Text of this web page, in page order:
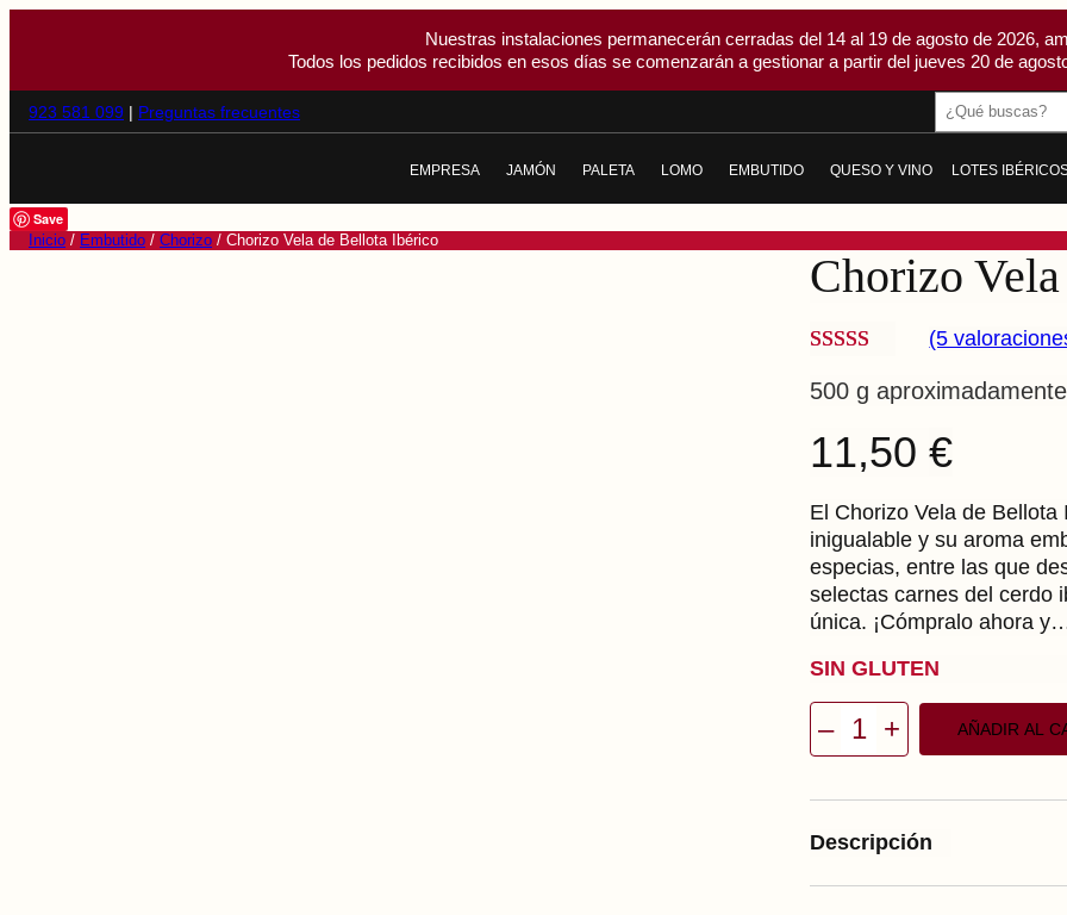
Nuestras instalaciones permanecerán cerradas del 14 al 19 de agosto de 2026,
Todos los pedidos recibidos en esos días se comenzarán a gestionar a partir del jueves 20 de
923 581 099 | Preguntas frecuentes
Buscar
EMPRESA
CALIDAD
JAMÓN
PALETA
PALETA GRAN RESERVA DUROC
LOMO
CABECERO DE LOMO
EMBUTIDO
MORCÓN IBÉRICO
SOBRASADA IBÉRICA
MORCILLA IBÉRICA
QUESO Y VINO
LOTES
Save
Inicio / Embutido / Chorizo / Chorizo Vela de Bellota Ibérico
Chorizo
con 3.80
de 5 en
base a
valoracio
nes de
clientes
(5
500 g aproximadamente
11,50 €
El Chorizo Vela de
inigualable y su aroma
especias, entre las que
selectas carnes del cerdo
única. ¡Cómpralo ahora
SIN GLUTEN
–
C
h
o
+ AÑADIR AL
Descripción